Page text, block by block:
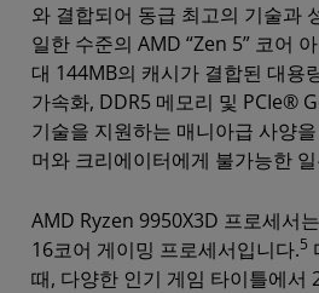
와 결합되어 동급 최고의 기술과
일한 수준의 AMD “Zen 5” 코어
대 144MB의 캐시가 결합된 대용
가속화, DDR5 메모리 및 PCIe®
기술을 지원하는 매니아급 사양
머와 크리에이터에게 불가능한
AMD Ryzen 9950X3D 프로세서
16코어 게이밍 프로세서입니다.5
때, 다양한 인기 게임 타이틀에서